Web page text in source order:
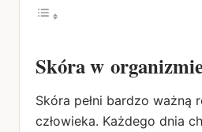
Skóra w
Skóra pełni bardzo ważną
człowieka. Każdego dnia